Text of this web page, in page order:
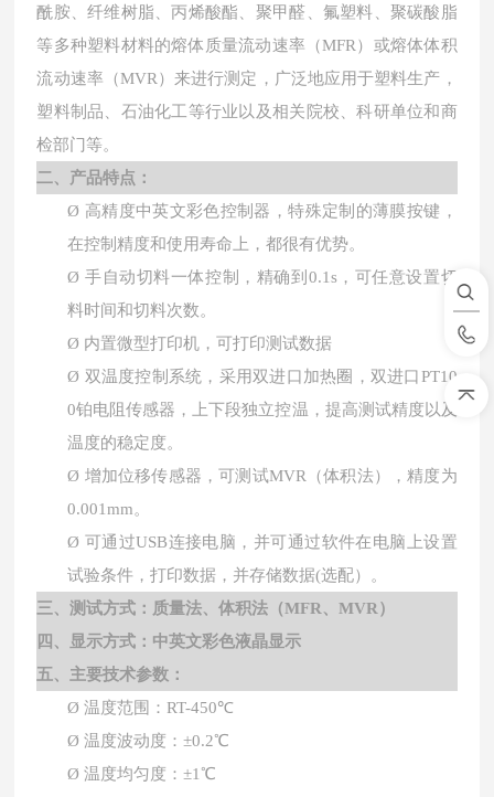
酰胺、纤维树脂、丙烯酸酯、聚甲醛、氟塑料、聚碳酸脂
等多种塑料材料的熔体质量流动速率（MFR）或熔体体积
流动速率（MVR）来进行测定， 广泛地应用于塑料生产，
塑料制品、石油化工等行业以及相关院校、科研单位和商
检部门等。
二、 产品特点：
Ø 高精度中英文彩色控制器，特殊定制的薄膜按键，
在控制精度和使用寿命上，都很有优势。
Ø手自动切料一体控制，精确到 0.1s，可任意设置切
料时间和切料次数。
Ø 内置微型打印机，可打印测试数据
Ø 双温度控制系统，采用双进口加热圈，双进口 PT10
0铂电阻传感器，上下段独立控温，提高测试精度以及
温度的稳定度。
Ø 增加位移传感器，可测试MVR（体积法），精度为
0.001mm。
Ø 可通过USB连接电脑，并可通过软件在电脑上设置
试验条件，打印数据，并存储数据(选配）。
三、测试方式：质量法、体积法（MFR、MVR）
四、显示方式：中英文彩色液晶显示
五、主要技术参数：
Ø温度范围：RT-450℃
Ø温度波动度：±0.2℃
Ø温度均匀度：±1℃